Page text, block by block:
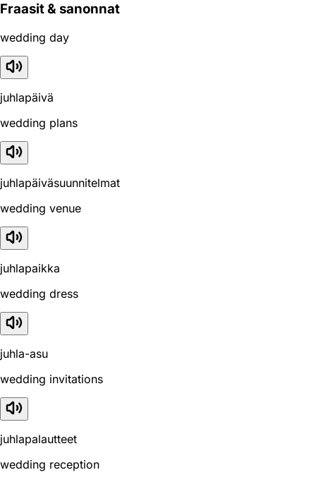
Fraasit & sanonnat
wedding day
juhlapäivä
wedding plans
juhlapäiväsuunnitelmat
wedding venue
juhlapaikka
wedding dress
juhla-asu
wedding invitations
juhlapalautteet
wedding reception